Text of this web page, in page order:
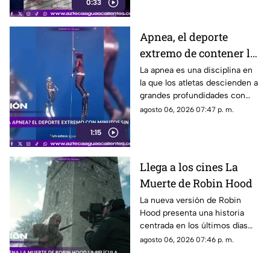
0:33
1:15
Apnea, el deporte
extremo de contener la
respiración
La apnea es una disciplina en
la que los atletas descienden a
grandes profundidades con
una sola bocanada de aire y
agosto 06, 2026 07:47 p. m.
Llega a los cines La
Muerte de Robin Hood
La nueva versión de Robin
Hood presenta una historia
centrada en los últimos días
del legendario arquero,
agosto 06, 2026 07:46 p. m.